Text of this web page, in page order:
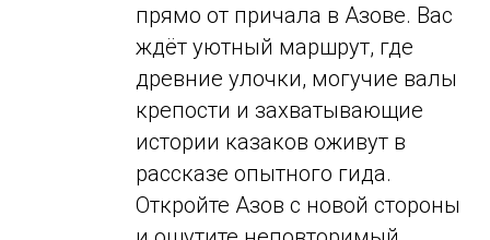
прямо от причала в Азове. Вас
ждёт уютный маршрут, где
древние улочки, могучие валы
крепости и захватывающие
истории казаков оживут в
рассказе опытного гида.
Откройте Азов с новой стороны